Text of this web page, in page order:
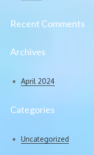
Recent Comments
Archives
April 2024
Categories
Uncategorized